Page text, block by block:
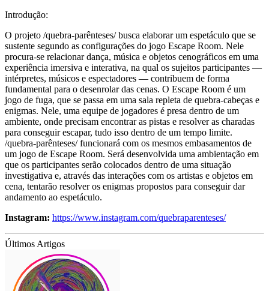
Introdução:
O projeto /quebra-parênteses/ busca elaborar um espetáculo que se
sustente segundo as configurações do jogo Escape Room. Nele
procura-se relacionar dança, música e objetos cenográficos em uma
experiência imersiva e interativa, na qual os sujeitos participantes —
intérpretes, músicos e espectadores — contribuem de forma
fundamental para o desenrolar das cenas. O Escape Room é um
jogo de fuga, que se passa em uma sala repleta de quebra-cabeças e
enigmas. Nele, uma equipe de jogadores é presa dentro de um
ambiente, onde precisam encontrar as pistas e resolver as charadas
para conseguir escapar, tudo isso dentro de um tempo limite.
/quebra-parênteses/ funcionará com os mesmos embasamentos de
um jogo de Escape Room. Será desenvolvida uma ambientação em
que os participantes serão colocados dentro de uma situação
investigativa e, através das interações com os artistas e objetos em
cena, tentarão resolver os enigmas propostos para conseguir dar
andamento ao espetáculo.
Instagram: https://www.instagram.com/quebraparenteses/
Últimos Artigos